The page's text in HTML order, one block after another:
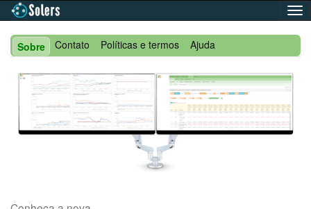
Sobre
Contato Políticas e termos Ajuda